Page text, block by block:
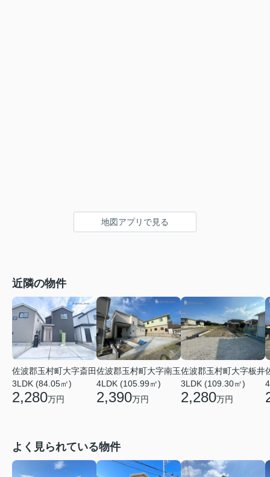
地図アプリで見る
近隣の物件
佐波郡玉村町大字斎田
3LDK (84.05㎡)
2,280万円
佐波郡玉村町大字南玉
4LDK (105.99㎡)
2,390万円
佐波郡玉村町大字板井
3LDK (109.30㎡)
2,280万円
よく見られている物件